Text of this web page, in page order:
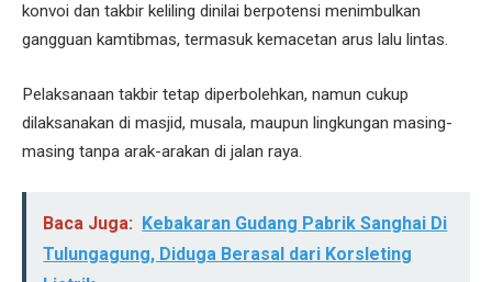
konvoi dan takbir keliling dinilai berpotensi menimbulkan
gangguan kamtibmas, termasuk kemacetan arus lalu lintas.
Pelaksanaan takbir tetap diperbolehkan, namun cukup
dilaksanakan di masjid, musala, maupun lingkungan masing-
masing tanpa arak-arakan di jalan raya.
Baca Juga: Kebakaran Gudang Pabrik Sanghai Di
Tulungagung, Diduga Berasal dari Korsleting